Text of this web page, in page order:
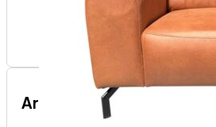
Art-desni ugao